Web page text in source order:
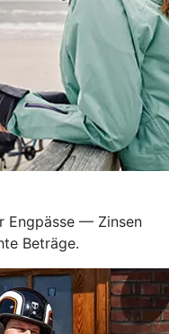
Engpässe — Zinsen
Beträge.